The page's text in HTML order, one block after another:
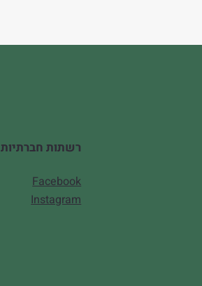
רשתות חברתיות
Facebook
Instagram